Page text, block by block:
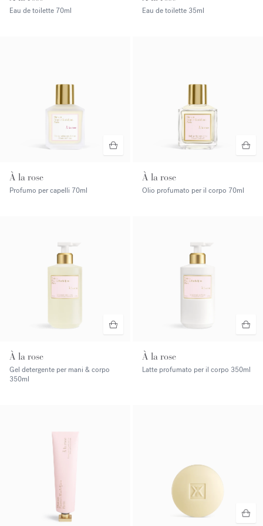
Eau de toilette 70ml Eau de toilette 35ml
À la rose
Profumo per capelli 70ml
À la rose
Olio profumato per il corpo 70ml
À la rose
Gel detergente per mani & corpo
350ml
À la rose
Latte profumato per il corpo 350ml